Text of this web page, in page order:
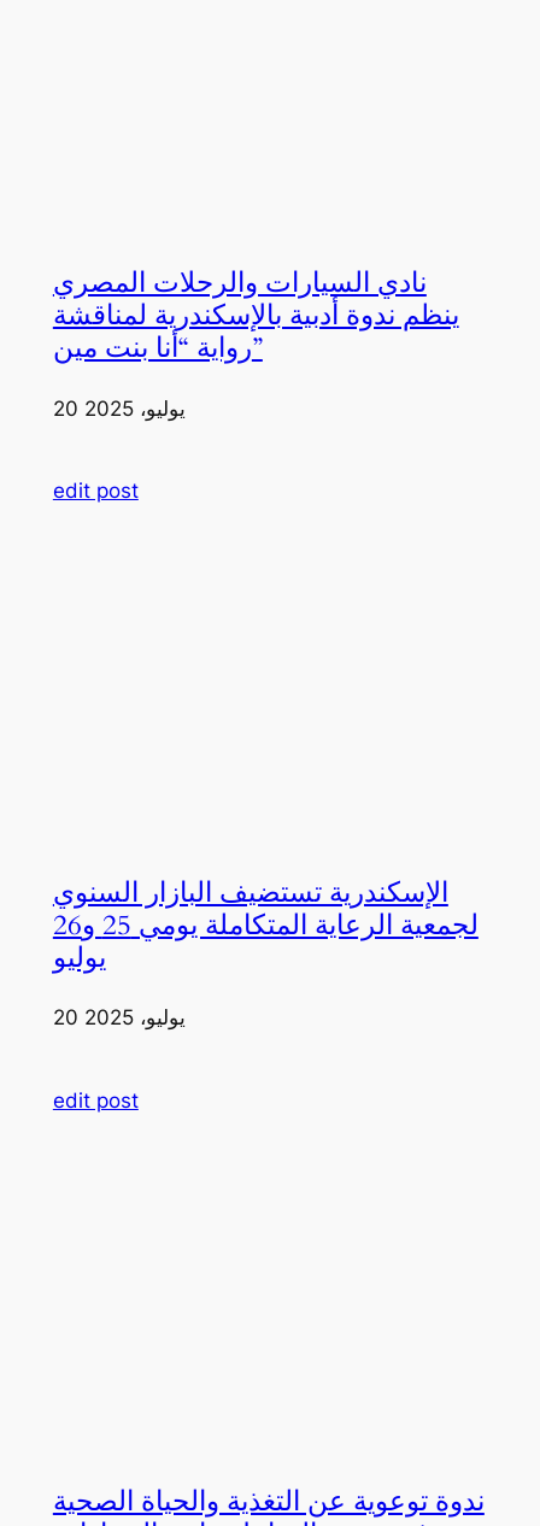
نادي السيارات والرحلات المصري
ينظم ندوة أدبية بالإسكندرية لمناقشة
رواية “أنا بنت مين”
20 يوليو، 2025
edit post
الإسكندرية تستضيف البازار السنوي
لجمعية الرعاية المتكاملة يومي 25 و26
يوليو
20 يوليو، 2025
edit post
ندوة توعوية عن التغذية والحياة الصحية